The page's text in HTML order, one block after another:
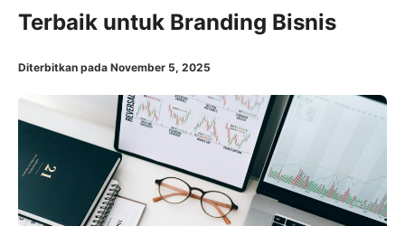
Terbaik untuk Branding Bisnis
Diterbitkan pada November 5, 2025